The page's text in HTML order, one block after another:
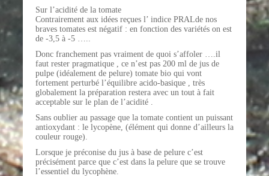
Sur l’acidité de la tomate
Contrairement aux idées reçues l’ indice PRALde nos
braves tomates est négatif : en fonction des variétés on est
de -3,5 à -5 …..
Donc franchement pas vraiment de quoi s’affoler ….il
faut rester pragmatique , ce n’est pas 200 ml de jus de
pulpe (idéalement de pelure) tomate bio qui vont
fortement perturbé l’équilibre acido-basique , très
globalement la préparation restera avec un tout à fait
acceptable sur le plan de l’acidité .
Sans oublier au passage que la tomate contient un puissant
antioxydant : le lycopène, (élément qui donne d’ailleurs la
couleur rouge).
Lorsque je préconise du jus à base de pelure c’est
précisément parce que c’est dans la pelure que se trouve
l’essentiel du lycophène.